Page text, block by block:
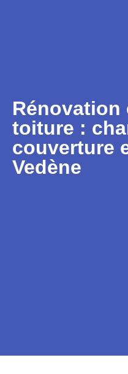
Rénovation
toiture :
couverture
Vedène